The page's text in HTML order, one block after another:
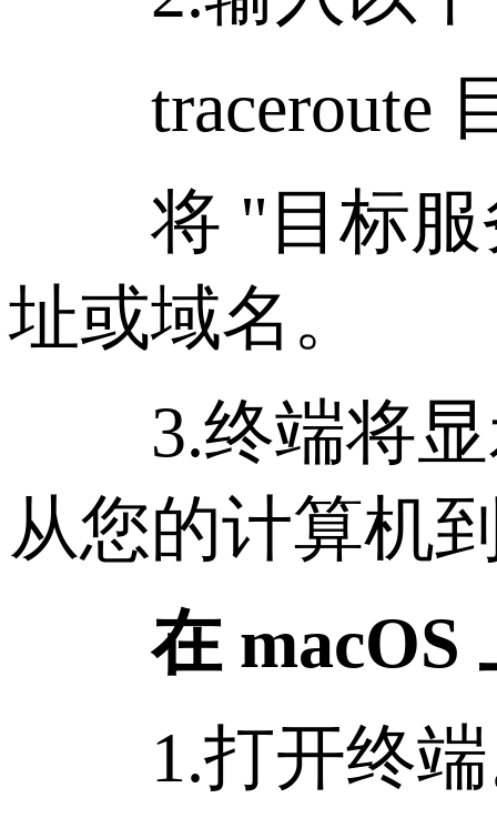
traceroute
将 "目标服务
址或域名。
3.终端将显
从您的计算机
在 macOS
1.打开终端